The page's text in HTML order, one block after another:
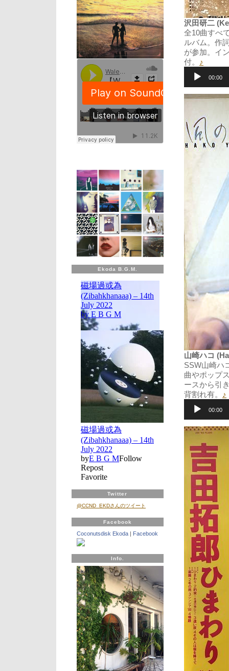
沢田研二
全10曲すべ
ルバム。作
が参加。イ
付。 ♪
プ
レ
ー
00:00
山崎ハコ
SSW山崎ハ
曲やポップ
ースから引
背割れ有。 ♪
プ
レ
ヤ
ー
00:00
Ekoda B.G.M.
Twitter
@CCND_EKDさんのツイート
Facebook
Coconutsdisk Ekoda | Facebook
Info.